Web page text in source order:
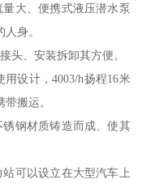
大、便携式液压潜水泵
身。
头、安装拆卸其方便。
设计，4003/h扬程16米
搬运。
钢材质铸造而成、使其
可以设立在大型汽车上